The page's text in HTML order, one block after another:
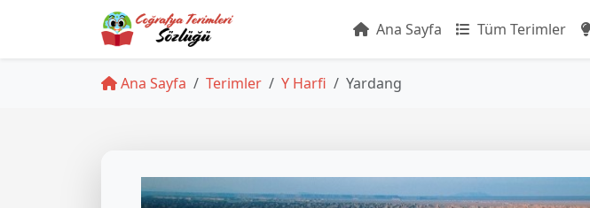
Ana Sayfa Tüm Terimler
Ana Sayfa Terimler Y Harfi Yardang